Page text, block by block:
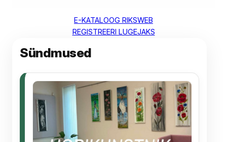
E-KATALOOG RIKSWEB
REGISTREERI LUGEJAKS
Sündmused